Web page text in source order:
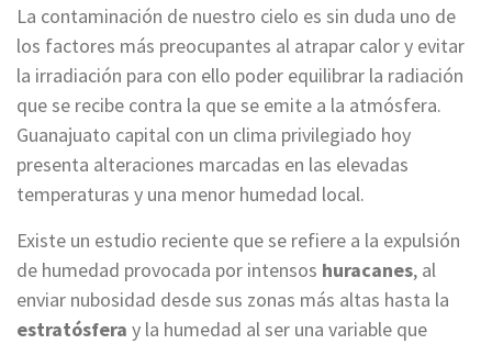
La contaminación de nuestro cielo es sin duda uno de
los factores más preocupantes al atrapar calor y evitar
la irradiación para con ello poder equilibrar la radiación
que se recibe contra la que se emite a la atmósfera.
Guanajuato capital con un clima privilegiado hoy
presenta alteraciones marcadas en las elevadas
temperaturas y una menor humedad local.
Existe un estudio reciente que se refiere a la expulsión
de humedad provocada por intensos huracanes, al
enviar nubosidad desde sus zonas más altas hasta la
estratósfera y la humedad al ser una variable que